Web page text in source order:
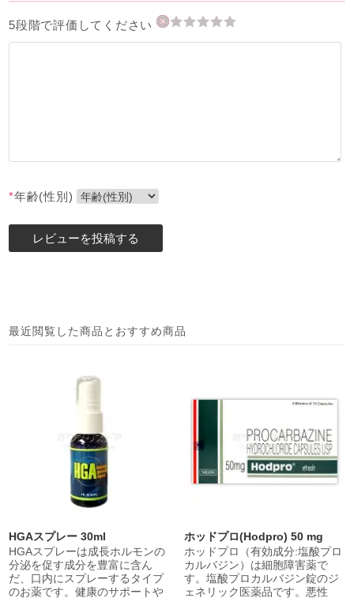
5段階で評価してください
*年齢(性別)
最近閲覧した商品とおすすめ商品
HGAスプレー 30ml
HGAスプレーは成長ホルモンの
分泌を促す成分を豊富に含ん
だ、口内にスプレーするタイプ
のお薬です。健康のサポートや
ホッドプロ(Hodpro) 50 mg
ホッドプロ（有効成分:塩酸プロ
カルバジン）は細胞障害薬で
す。塩酸プロカルバジン錠のジ
ェネリック医薬品です。悪性